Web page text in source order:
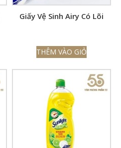
Giấy Vệ Sinh Airy Có Lõi
THÊM VÀO GIỎ